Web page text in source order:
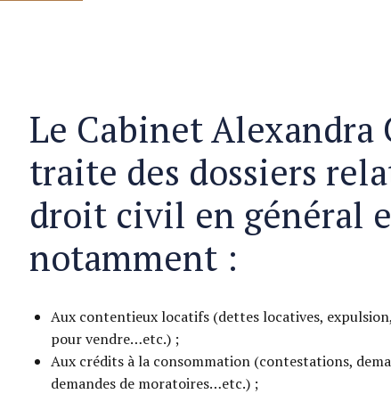
Le Cabinet Alexandra
traite des dossiers
droit civil en général
notamment :
Aux contentieux locatifs (dettes locatives,
pour vendre…etc.) ;
Aux crédits à la consommation (contestations,
demandes de moratoires…etc.) ;